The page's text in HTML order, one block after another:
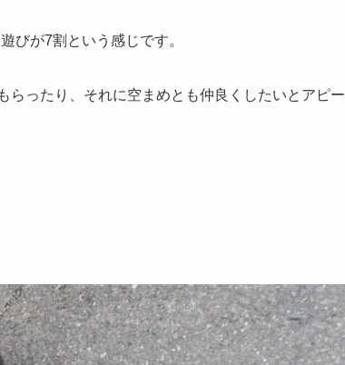
びが7割という感じです。
らったり、それに空まめとも仲良くしたいとアピー